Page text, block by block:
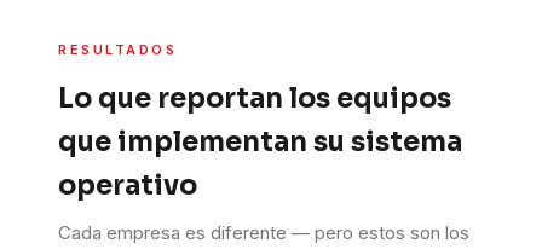
RESULTADOS
Lo que reportan los equipos
que implementan su sistema
operativo
Cada empresa es diferente — pero estos son los